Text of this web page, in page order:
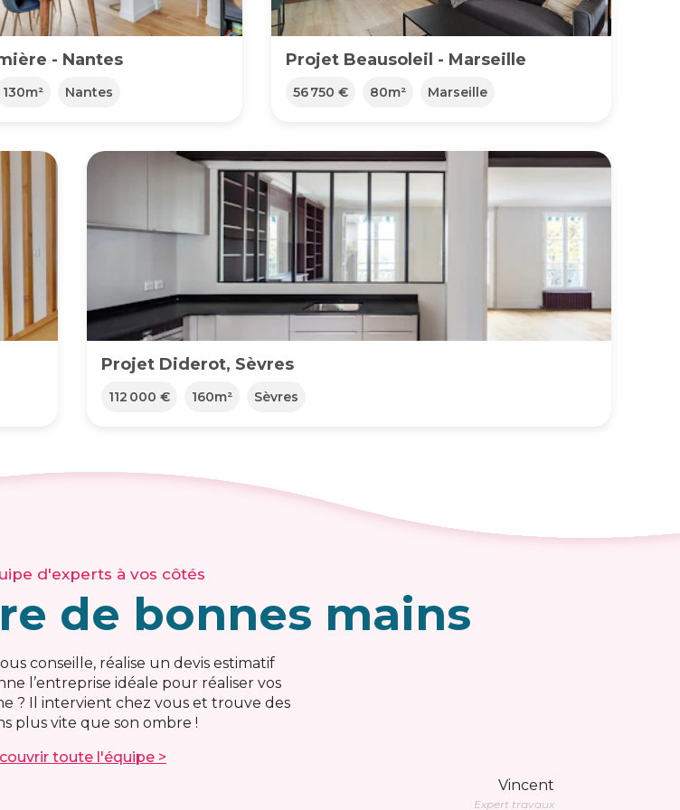
- Nantes
130m² Nantes
Projet Beausoleil - Marseille
56 750 € 80m² Marseille
Projet Diderot, Sèvres
112 000 € 160m² Sèvres
d'experts à vos côtés
de bonnes mains
conseille, réalise un devis estimatif
l’entreprise idéale pour réaliser vos
? Il intervient chez vous et trouve des
plus vite que son ombre !
toute l'équipe >
Vincent
Expert travaux